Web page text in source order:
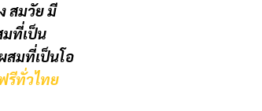
สมวัย มี
มที่เป็น
สมที่เป็นโอ
รีทั่วไทย